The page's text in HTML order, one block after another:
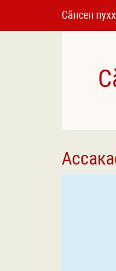
Сӑнсен